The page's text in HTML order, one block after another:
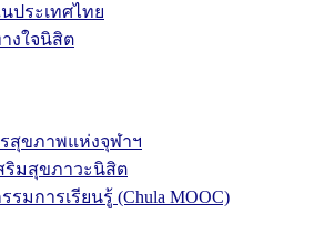
ประเทศไทย
งใจนิสิต
สุขภาพแห่งจุฬาฯ
ริมสุขภาวะนิสิต
มการเรียนรู้ (Chula MOOC)